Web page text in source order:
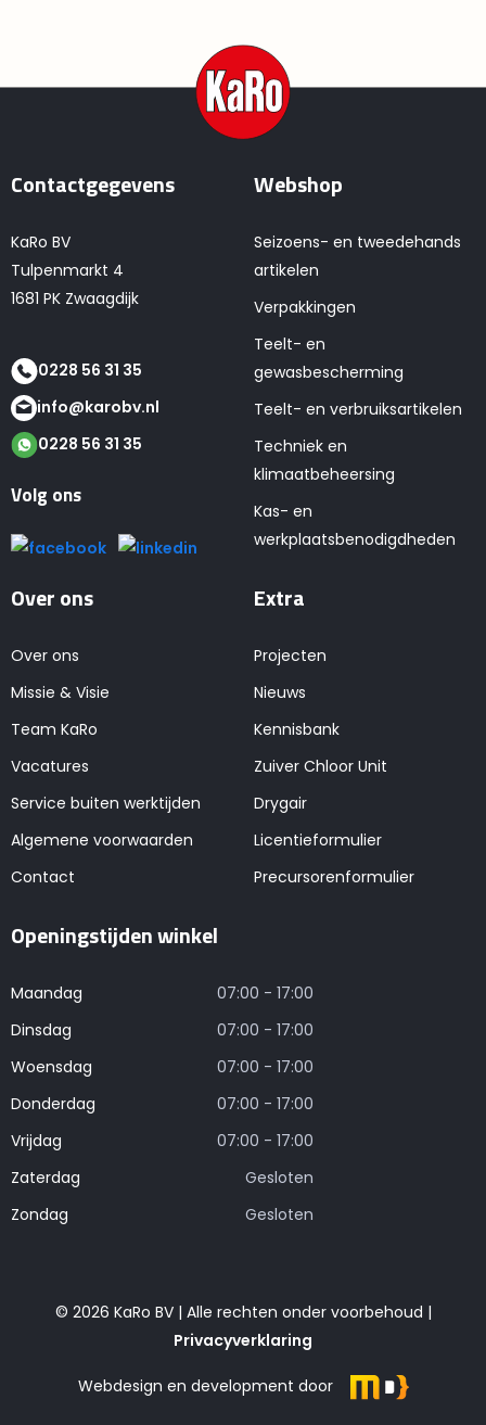
Contactgegevens
KaRo BV
Tulpenmarkt 4
1681 PK Zwaagdijk
0228 56 31 35
info@karobv.nl
0228 56 31 35
Volg ons
Webshop
Seizoens- en tweedehands
artikelen
Verpakkingen
Teelt- en
gewasbescherming
Teelt- en verbruiksartikelen
Techniek en
klimaatbeheersing
Kas- en
werkplaatsbenodigdheden
Over ons
Over ons
Missie & Visie
Team KaRo
Vacatures
Service buiten werktijden
Algemene voorwaarden
Contact
Extra
Projecten
Nieuws
Kennisbank
Zuiver Chloor Unit
Drygair
Licentieformulier
Precursorenformulier
Openingstijden winkel
Maandag
07:00 - 17:00
Dinsdag
07:00 - 17:00
Woensdag
07:00 - 17:00
Donderdag
07:00 - 17:00
Vrijdag
07:00 - 17:00
Zaterdag
Gesloten
Zondag
Gesloten
© 2026 KaRo BV | Alle rechten onder voorbehoud |
Privacyverklaring
Webdesign en development door